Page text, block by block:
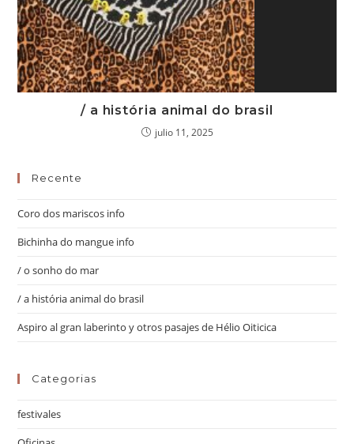
/ a história animal do brasil
julio 11, 2025
Recente
Coro dos mariscos info
Bichinha do mangue info
/ o sonho do mar
/ a história animal do brasil
Aspiro al gran laberinto y otros pasajes de Hélio Oiticica
Categorias
festivales